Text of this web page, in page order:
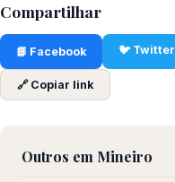
Compartilhar
📘 Facebook 🐦 Twitter
🔗 Copiar link
Outros em Mineiro